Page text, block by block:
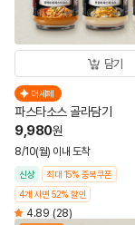
담기
더세페
파스타소스 골라담기
9,980원
8/10(월) 이내 도착
신상
최대 15% 중복쿠폰
4개 사면 52% 할인
4.89 (28)